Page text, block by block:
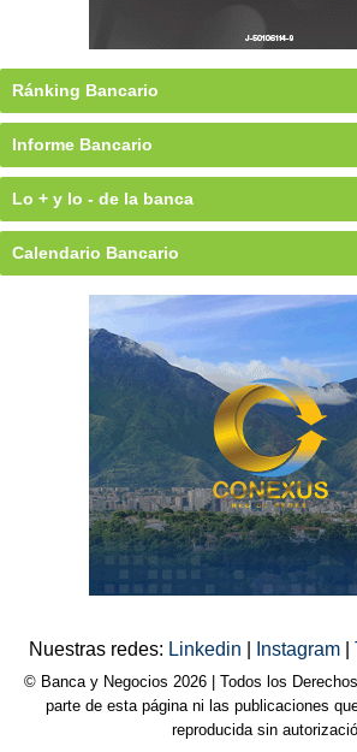
Ránking Bancario
Informe Bancario
Lo + y lo - de la banca
Calendario Bancario
Nuestras redes: Linkedin Instagram
© Banca y Negocios 2026 | Todos los
parte de esta página ni las publicaciones
reproducida sin